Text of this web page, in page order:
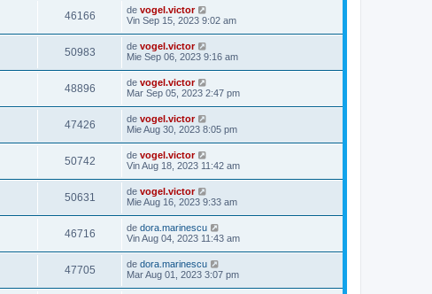
46166 de vogel.victor
Vin Sep 15, 2023 9:02 am
50983 de vogel.victor
Mie Sep 06, 2023 9:16 am
48896 de vogel.victor
Mar Sep 05, 2023 2:47 pm
47426 de vogel.victor
Mie Aug 30, 2023 8:05 pm
50742 de vogel.victor
Vin Aug 18, 2023 11:42 am
50631 de vogel.victor
Mie Aug 16, 2023 9:33 am
46716 de dora.marinescu
Vin Aug 04, 2023 11:43 am
47705 de dora.marinescu
Mar Aug 01, 2023 3:07 pm